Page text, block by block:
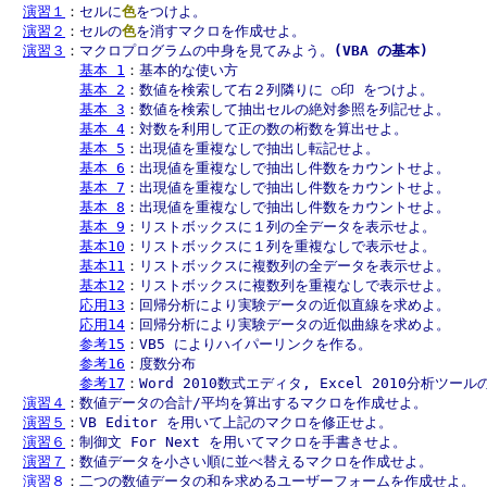
演習１ ： セルに色をつけよ。
演習２ ： セルの色を消すマクロを作成せよ。
演習３ ： マクロプログラムの中身を見てみよう。
(VBA の基本)
基本 1 ： 基本的な使い方
基本 2 ： 数値を検索して右２列隣りに ○印 をつけよ。
基本 3 ： 数値を検索して抽出セルの絶対参照を列記せよ。
基本 4 ： 対数を利用して正の数の桁数を算出せよ。
基本 5 ： 出現値を重複なしで抽出し転記せよ。
基本 6 ： 出現値を重複なしで抽出し件数をカウントせよ。
基本 7 ： 出現値を重複なしで抽出し件数をカウントせよ。
基本 8 ： 出現値を重複なしで抽出し件数をカウントせよ。
基本 9 ： リストボックスに１列の全データを表示せよ。
基本10 ： リストボックスに１列を重複なしで表示せよ。
基本11 ： リストボックスに複数列の全データを表示せよ。
基本12 ： リストボックスに複数列を重複なしで表示せよ。
応用13 ： 回帰分析により実験データの近似直線を求めよ。
応用14 ： 回帰分析により実験データの近似曲線を求めよ。
参考15 ： VB5 によりハイパーリンクを作る。
参考16 ： 度数分布
参考17 ： Word 2010数式エディタ, Excel 2010分析ツール
演習４ ： 数値データの合計/平均を算出するマクロを作成せよ。
演習５ ： VB Editor を用いて上記のマクロを修正せよ。
演習６ ： 制御文 For Next を用いてマクロを手書きせよ。
演習７ ： 数値データを小さい順に並べ替えるマクロを作成せよ。
演習８ ： 二つの数値データの和を求めるユーザーフォームを作成せよ。